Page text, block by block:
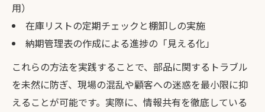
用）
在庫リストの定期チェックと棚卸しの実施
納期管理表の作成による進捗の「見える化」
これらの方法を実践することで、部品に関するトラブル
を未然に防ぎ、現場の混乱や顧客への迷惑を最小限に抑
えることが可能です。実際に、情報共有を徹底している